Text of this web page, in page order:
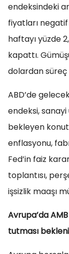
endeksindeki
fiyatları negatif
haftayı yüzde
kapattı.
dolardan süreç
ABD’de
endeksi, sanayi
bekleyen
enflasyonu,
Fed’in faiz
toplantısı,
işsizlik maaşı
Avrupa’da
tutması